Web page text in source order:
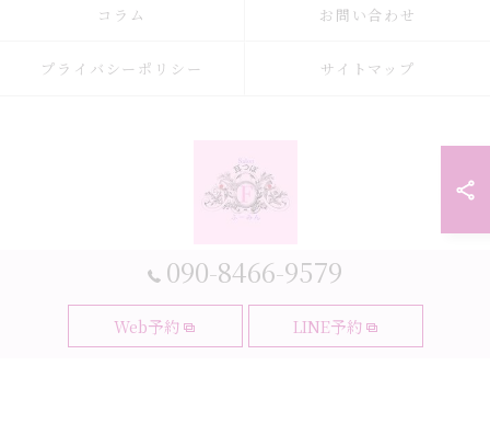
090-8466-9579
Web予約 LINE予約
コラム お問い合わせ
プライバシーポリシー サイトマップ
© 2026 大阪府大阪市の耳つぼなら耳つぼダイエットサロンふーみん ALL
RIGHTS RESERVED.